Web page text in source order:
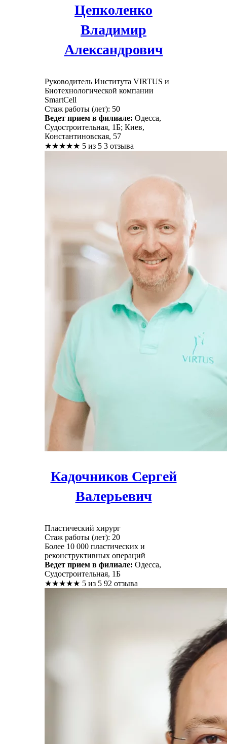
Цепколенко
Владимир
Александрович
Руководитель Института VIRTUS и
Биотехнологической компании
SmartCell
Стаж работы (лет): 50
Ведет прием в филиале: Одесса,
Судостроительная, 1Б; Киев,
Константиновская, 57
★★★★★ 5 из 5 3 отзыва
Кадочников Сергей
Валерьевич
Пластический хирург
Стаж работы (лет): 20
Более 10 000 пластических и
реконструктивных операций
Ведет прием в филиале: Одесса,
Судостроительная, 1Б
★★★★★ 5 из 5 92 отзыва